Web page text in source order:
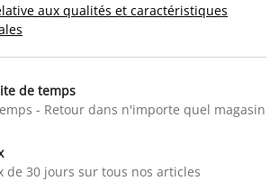
aux qualités et caractéristiques
de temps
- Retour dans n'importe quel magasin
de 30 jours sur tous nos articles